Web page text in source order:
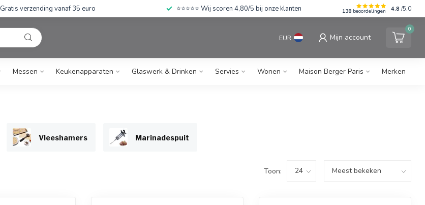
Gratis verzending vanaf 35 euro ⭐⭐⭐⭐⭐ Wij scoren 4,80/5 bij onze klanten 138 beoordelingen 4.8 /5.0
EUR Mijn account
0
Messen Keukenapparaten Glaswerk & Drinken Servies Wonen Maison Berger Paris Merken
Vleeshamers Marinadespuit
Toon: